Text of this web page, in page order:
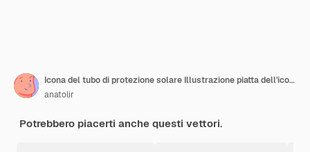
Icona del tubo di protezione solare Illustrazione piatta dell'icona vettoriale del tubo di protezione solare per il web design
anatolir
Potrebbero piacerti anche questi vettori.